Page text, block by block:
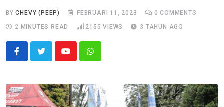
BYCHEVY (PEEP) FEBRUARI 11, 2023 0 COMMENTS
2 MINUTES READ
2155 VIEWS 3 TAHUN AGO
YoutubeWhatsapp